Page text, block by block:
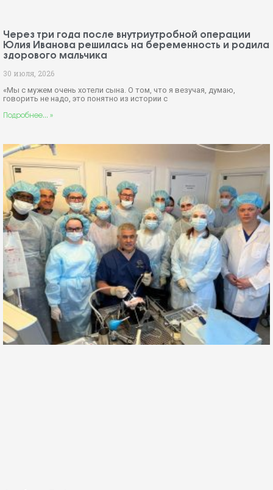
Через три года после внутриутробной операции
Юлия Иванова решилась на беременность и родила
здорового мальчика
30 июля, 2026
«Мы с мужем очень хотели сына. О том, что я везучая, думаю,
говорить не надо, это понятно из истории с
Подробнее... »